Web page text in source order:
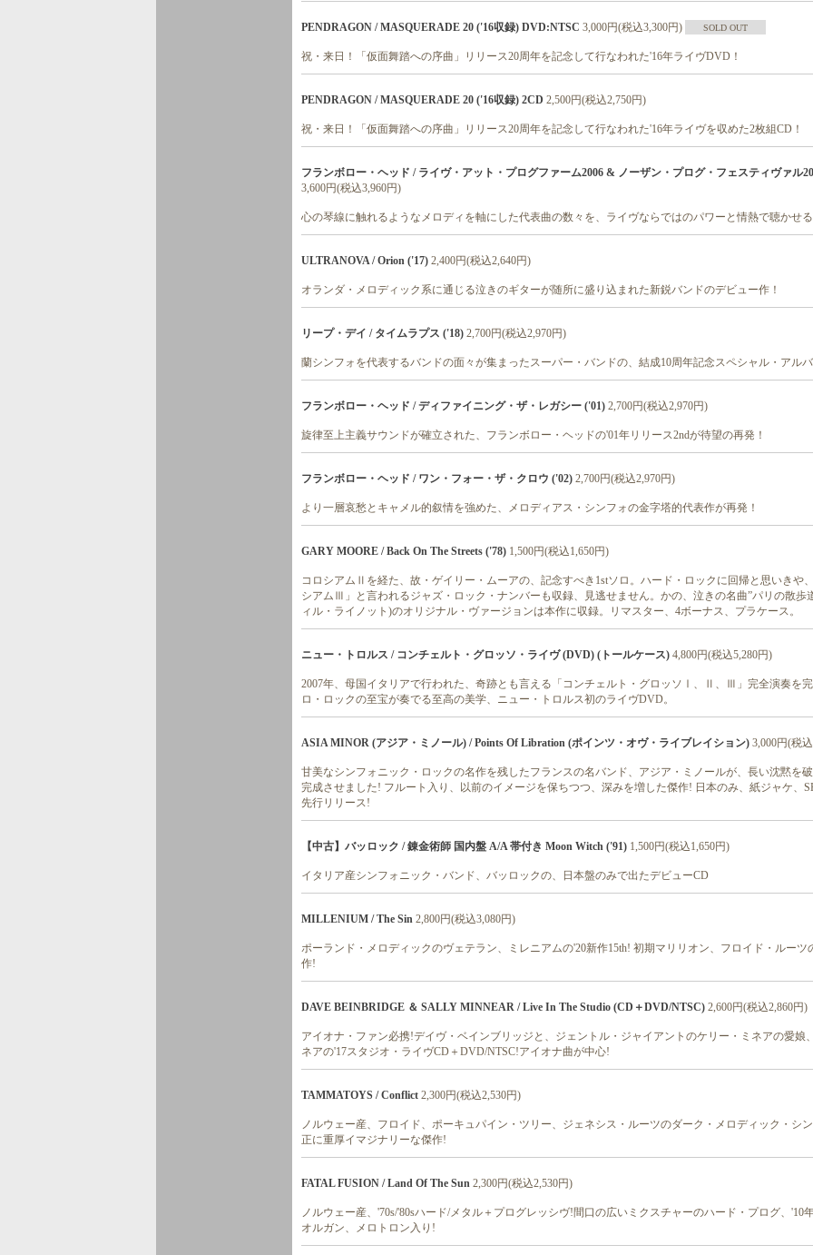
PENDRAGON / MASQUERADE 20 ('16収録) DVD:NTSC 3,000円(税込3,300円) SOLD OUT
祝・来日！「仮面舞踏への序曲」リリース20周年を記念して行なわれた'16年ライヴDVD！
PENDRAGON / MASQUERADE 20 ('16収録) 2CD 2,500円(税込2,750円)
祝・来日！「仮面舞踏への序曲」リリース20周年を記念して行なわれた'16年ライヴを収めた2枚組CD！
フランボロー・ヘッド / ライヴ・アット・プログファーム2006 & ノーザン・プログ・フェスティヴァル
3,600円(税込3,960円)
心の琴線に触れるようなメロディを軸にした代表曲の数々を、ライヴならではのパワーと情熱で聴かせ
ULTRANOVA / Orion ('17) 2,400円(税込2,640円)
オランダ・メロディック系に通じる泣きのギターが随所に盛り込まれた新鋭バンドのデビュー作！
リープ・デイ / タイムラプス ('18) 2,700円(税込2,970円)
蘭シンフォを代表するバンドの面々が集まったスーパー・バンドの、結成10周年記念スペシャル・アル
フランボロー・ヘッド / ディファイニング・ザ・レガシー ('01) 2,700円(税込2,970円)
旋律至上主義サウンドが確立された、フランボロー・ヘッドの'01年リリース2ndが待望の再発！
フランボロー・ヘッド / ワン・フォー・ザ・クロウ ('02) 2,700円(税込2,970円)
より一層哀愁とキャメル的叙情を強めた、メロディアス・シンフォの金字塔的代表作が再発！
GARY MOORE / Back On The Streets ('78) 1,500円(税込1,650円)
コロシアムⅡを経た、故・ゲイリー・ムーアの、記念すべき1stソロ。ハード・ロックに回帰と思いきや
シアムⅢ」と言われるジャズ・ロック・ナンバーも収録、見逃せません。かの、泣きの名曲”パリの散歩
ィル・ライノット)のオリジナル・ヴァージョンは本作に収録。リマスター、4ボーナス、プラケース。
ニュー・トロルス / コンチェルト・グロッソ・ライヴ (DVD) (トールケース) 4,800円(税込5,280円)
2007年、母国イタリアで行われた、奇跡とも言える「コンチェルト・グロッソⅠ、Ⅱ、Ⅲ」完全演奏を
ロ・ロックの至宝が奏でる至高の美学、ニュー・トロルス初のライヴDVD。
ASIA MINOR (アジア・ミノール) / Points Of Libration (ポインツ・オヴ・ライブレイション) 3,000円(税
甘美なシンフォニック・ロックの名作を残したフランスの名バンド、アジア・ミノールが、長い沈黙を
完成させました! フルート入り、以前のイメージを保ちつつ、深みを増した傑作! 日本のみ、紙ジャケ、
先行リリース!
【中古】バッロック / 錬金術師 国内盤 A/A 帯付き Moon Witch ('91) 1,500円(税込1,650円)
イタリア産シンフォニック・バンド、バッロックの、日本盤のみで出たデビューCD
MILLENIUM / The Sin 2,800円(税込3,080円)
ポーランド・メロディックのヴェテラン、ミレニアムの'20新作15th! 初期マリリオン、フロイド・ルーツ
作!
DAVE BEINBRIDGE ＆ SALLY MINNEAR / Live In The Studio (CD＋DVD/NTSC) 2,600円(税込2,860円)
アイオナ・ファン必携!デイヴ・ベインブリッジと、ジェントル・ジャイアントのケリー・ミネアの愛娘
ネアの'17スタジオ・ライヴCD＋DVD/NTSC!アイオナ曲が中心!
TAMMATOYS / Conflict 2,300円(税込2,530円)
ノルウェー産、フロイド、ポーキュパイン・ツリー、ジェネシス・ルーツのダーク・メロディック・シ
正に重厚イマジナリーな傑作!
FATAL FUSION / Land Of The Sun 2,300円(税込2,530円)
ノルウェー産、'70s/'80sハード/メタル＋プログレッシヴ!間口の広いミクスチャーのハード・プログ、'10
オルガン、メロトロン入り!